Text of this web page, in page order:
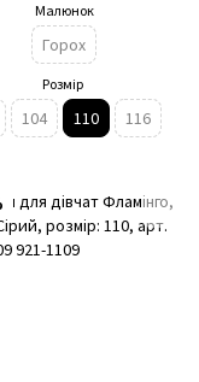
Малюнок
Горох
Розмір
104 110 116